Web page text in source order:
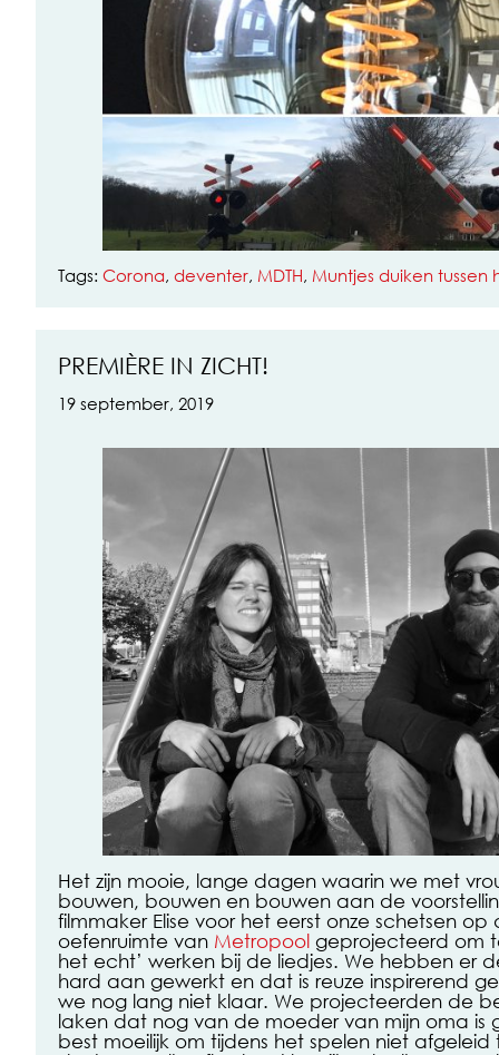
Tags: Corona, deventer, MDTH, Muntjes duiken tussen
PREMIÈRE IN ZICHT!
19 september, 2019
Het zijn mooie, lange dagen waarin we met
bouwen, bouwen en bouwen aan de
filmmaker Elise voor het eerst onze schetsen
oefenruimte van Metropool geprojecteerd om
het echt’ werken bij de liedjes. We hebben er
hard aan gewerkt en dat is reuze inspirerend
we nog lang niet klaar. We projecteerden de
laken dat nog van de moeder van mijn oma is
best moeilijk om tijdens het spelen niet